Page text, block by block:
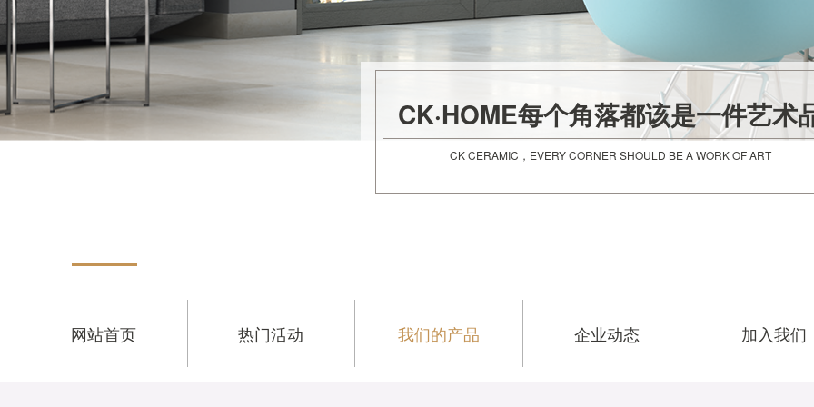
CK·HOME每个角落都该是一件艺术
CK CERAMIC，EVERY CORNER SHOULD BE A WORK OF ART
网站首页 热门活动 我们的产品 企业动态 加入我们